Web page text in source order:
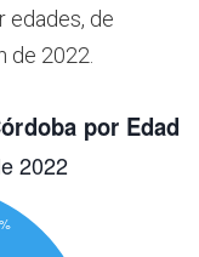
edades, de
de 2022.